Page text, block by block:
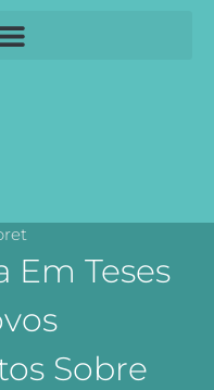
Em Teses
Sobre